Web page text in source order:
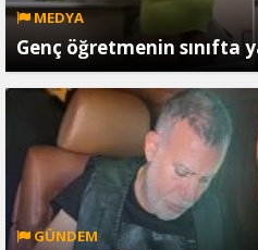
MEDYA
Genç öğretmenin sınıfta
GÜNDEM